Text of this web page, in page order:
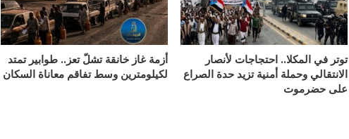
توتر في المكلا.. احتجاجات لأنصار
الانتقالي وحملة أمنية تزيد حدة الصراع
على حضرموت
أزمة غاز خانقة تشلّ تعز.. طوابير تمتد
لكيلومترين وسط تفاقم معاناة السكان